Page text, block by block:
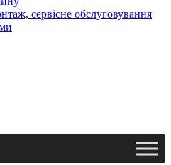
сервісне обслуговування